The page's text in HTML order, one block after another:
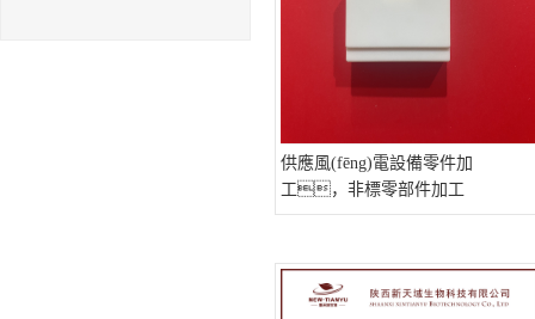
供應風(fēng)電設備零件加
工，非標零部件加工